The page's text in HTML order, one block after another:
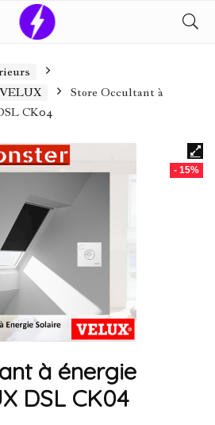
Store Occultant à
CK04
- 15%
à énergie
DSL CK04